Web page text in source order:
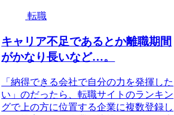
転職
キャリア不足であるとか離職期間
がかなり長いなど…。
「納得できる会社で自分の力を発揮した
い」のだったら、転職サイトのランキン
グで上の方に位置する企業に複数登録し